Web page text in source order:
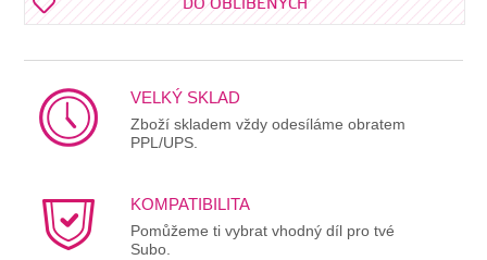
DO OBLÍBENÝCH
VELKÝ SKLAD
Zboží skladem vždy odesíláme obratem
PPL/UPS.
KOMPATIBILITA
Pomůžeme ti vybrat vhodný díl pro tvé
Subo.